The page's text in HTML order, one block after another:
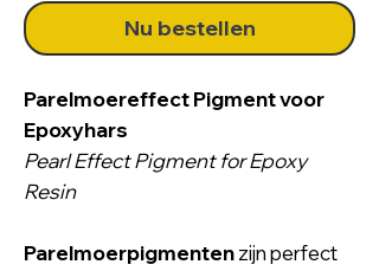
Nu bestellen
Parelmoereffect Pigment voor
Epoxyhars
Pearl Effect Pigment for Epoxy
Resin
Parelmoerpigmentenzijn perfect